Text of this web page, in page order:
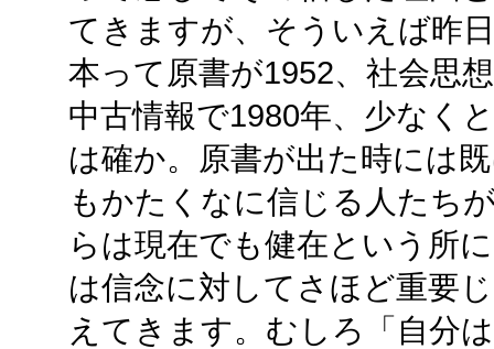
てきますが、そういえば昨
本って原書が1952、社会思
中古情報で1980年、少なく
は確か。原書が出た時には
もかたくなに信じる人たち
らは現在でも健在という所
は信念に対してさほど重要
えてきます。むしろ「自分